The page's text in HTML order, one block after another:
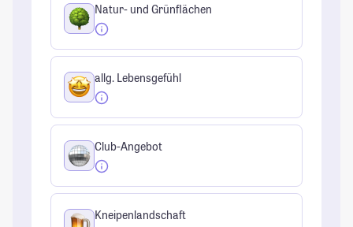
Natur- und Grünflächen
allg. Lebensgefühl
Club-Angebot
Kneipenlandschaft